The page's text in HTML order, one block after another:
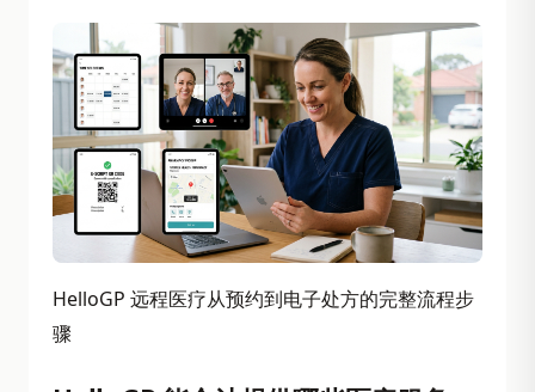
HelloGP 远程医疗从预约到电子处方的完整流程步
骤